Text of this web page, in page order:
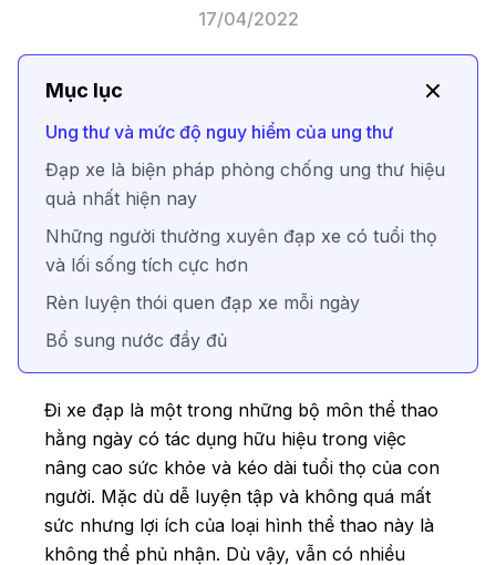
17/04/2022
Mục lục
Ung thư và mức độ nguy hiểm của ung thư
Đạp xe là biện pháp phòng chống ung thư hiệu
quả nhất hiện nay
Những người thường xuyên đạp xe có tuổi thọ
và lối sống tích cực hơn
Rèn luyện thói quen đạp xe mỗi ngày
Bổ sung nước đầy đủ
Đi xe đạp là một trong những bộ môn thể thao
hằng ngày có tác dụng hữu hiệu trong việc
nâng cao sức khỏe và kéo dài tuổi thọ của con
người. Mặc dù dễ luyện tập và không quá mất
sức nhưng lợi ích của loại hình thể thao này là
không thể phủ nhận. Dù vậy, vẫn có nhiều